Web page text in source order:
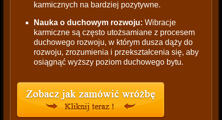
karmicznych na bardziej pozytywne.
Nauka o duchowym rozwoju: Wibracje
karmiczne są często utożsamiane z procesem
duchowego rozwoju, w którym dusza dąży do
rozwoju, zrozumienia i przekształcenia się, aby
osiągnąć wyższy poziom duchowego bytu.